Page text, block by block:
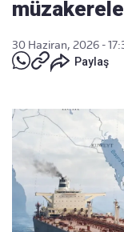
30 Haziran, 2026 -
Paylaş